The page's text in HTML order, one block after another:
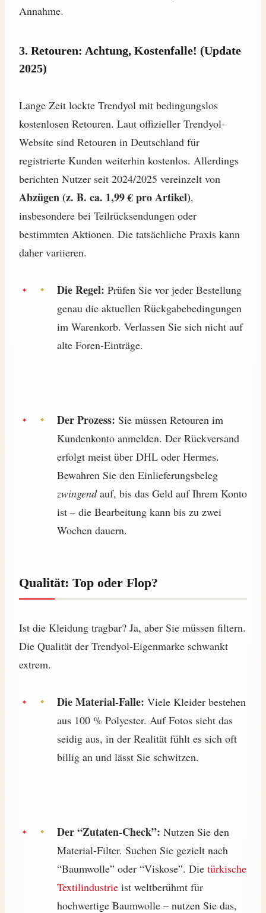
Annahme.
3. Retouren: Achtung, Kostenfalle! (Update
2025)
Lange Zeit lockte Trendyol mit bedingungslos
kostenlosen Retouren. Laut offizieller Trendyol-
Website sind Retouren in Deutschland für
registrierte Kunden weiterhin kostenlos. Allerdings
berichten Nutzer seit 2024/2025 vereinzelt von
Abzügen (z. B. ca. 1,99 € pro Artikel),
insbesondere bei Teilrücksendungen oder
bestimmten Aktionen. Die tatsächliche Praxis kann
daher variieren.
Die Regel: Prüfen Sie vor jeder Bestellung
genau die aktuellen Rückgabebedingungen
im Warenkorb. Verlassen Sie sich nicht auf
alte Foren-Einträge.
Der Prozess: Sie müssen Retouren im
Kundenkonto anmelden. Der Rückversand
erfolgt meist über DHL oder Hermes.
Bewahren Sie den Einlieferungsbeleg
zwingendauf, bis das Geld auf Ihrem Konto
ist – die Bearbeitung kann bis zu zwei
Wochen dauern.
Qualität: Top oder Flop?
Ist die Kleidung tragbar? Ja, aber Sie müssen filtern.
Die Qualität der Trendyol-Eigenmarke schwankt
extrem.
Die Material-Falle: Viele Kleider bestehen
aus 100 % Polyester. Auf Fotos sieht das
seidig aus, in der Realität fühlt es sich oft
billig an und lässt Sie schwitzen.
Der “Zutaten-Check”: Nutzen Sie den
Material-Filter. Suchen Sie gezielt nach
“Baumwolle” oder “Viskose”. Die türkische
Textilindustrie ist weltberühmt für
hochwertige Baumwolle – nutzen Sie das,